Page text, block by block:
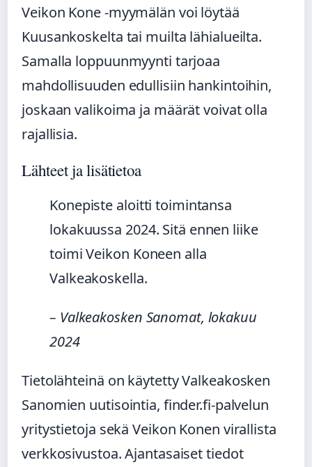
Veikon Kone -myymälän voi löytää
Kuusankoskelta tai muilta lähialueilta.
Samalla loppuunmyynti tarjoaa
mahdollisuuden edullisiin hankintoihin,
joskaan valikoima ja määrät voivat olla
rajallisia.
Lähteet ja lisätietoa
Konepiste aloitti toimintansa
lokakuussa 2024. Sitä ennen liike
toimi Veikon Koneen alla
Valkeakoskella.
– Valkeakosken Sanomat, lokakuu
2024
Tietolähteinä on käytetty Valkeakosken
Sanomien uutisointia, finder.fi-palvelun
yritystietoja sekä Veikon Konen virallista
verkkosivustoa. Ajantasaiset tiedot